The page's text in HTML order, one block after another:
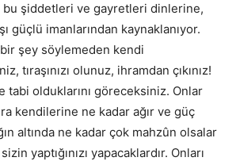
bu şiddetleri ve gayretleri dinlerine,
güçlü imanlarından kaynaklanıyor.
şey söylemeden kendi
tıraşınızı olunuz, ihramdan çıkınız!
tabi olduklarını göreceksiniz. Onlar
kendilerine ne kadar ağır ve güç
altında ne kadar çok mahzûn olsalar
yaptığınızı yapacaklardır. Onları